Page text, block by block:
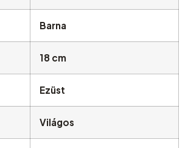
Barna
18 cm
Ezüst
Világos